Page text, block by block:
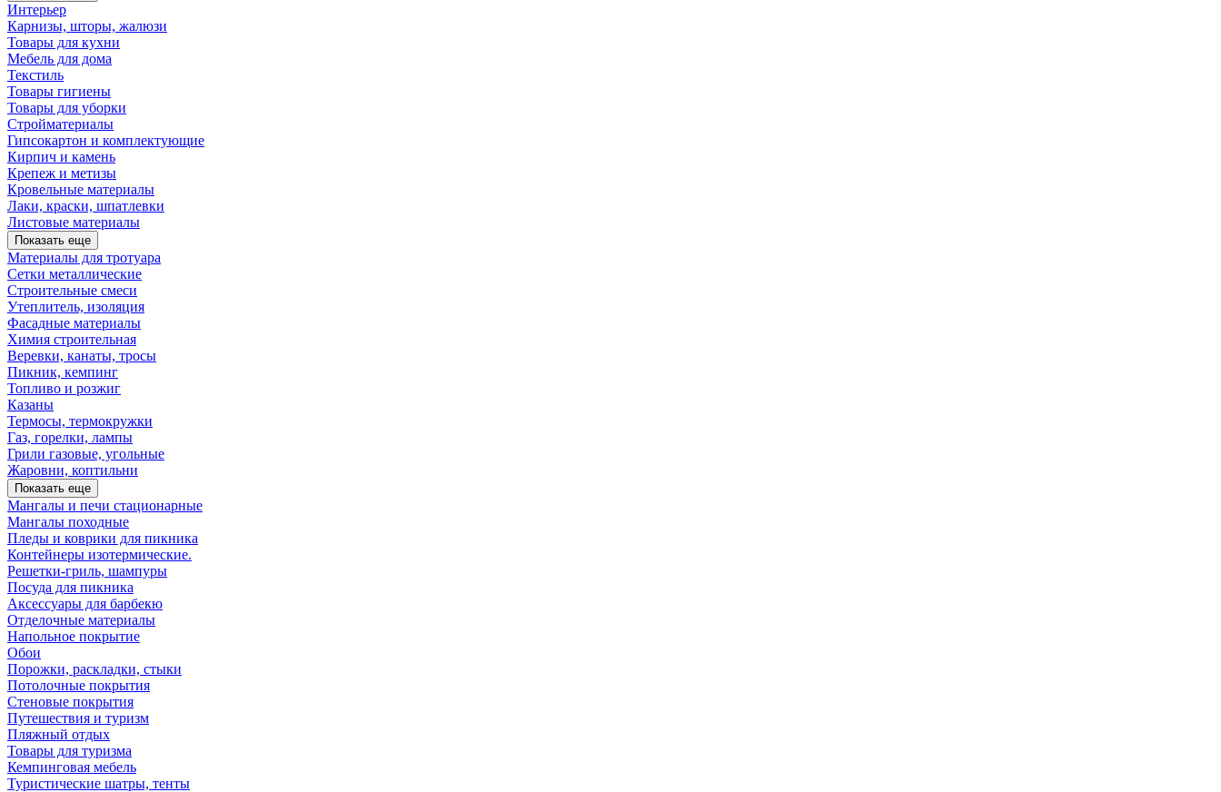
Интерьер
Карнизы, шторы, жалюзи
Товары для кухни
Мебель для дома
Текстиль
Товары гигиены
Товары для уборки
Стройматериалы
Гипсокартон и комплектующие
Кирпич и камень
Крепеж и метизы
Кровельные материалы
Лаки, краски, шпатлевки
Листовые материалы
Показать еще
Материалы для тротуара
Сетки металлические
Строительные смеси
Утеплитель, изоляция
Фасадные материалы
Химия строительная
Веревки, канаты, тросы
Пикник, кемпинг
Топливо и розжиг
Казаны
Термосы, термокружки
Газ, горелки, лампы
Грили газовые, угольные
Жаровни, коптильни
Показать еще
Мангалы и печи стационарные
Мангалы походные
Пледы и коврики для пикника
Контейнеры изотермические.
Решетки-гриль, шампуры
Посуда для пикника
Аксессуары для барбекю
Отделочные материалы
Напольное покрытие
Обои
Порожки, раскладки, стыки
Потолочные покрытия
Стеновые покрытия
Путешествия и туризм
Пляжный отдых
Товары для туризма
Кемпинговая мебель
Туристические шатры, тенты